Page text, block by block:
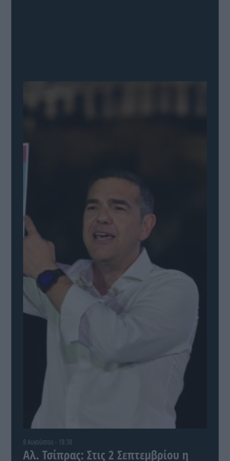
8 Αυγούστου - 18:30
Αλ. Τσίπρας: Στις 2 Σεπτεμβρίου η